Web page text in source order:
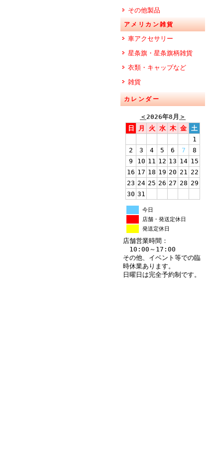
その他製品
アメリカン雑貨
車アクセサリー
星条旗・星条旗柄雑貨
衣類・キャップなど
雑貨
カレンダー
＜2026年8月 ＞
日
月 火 水 木 金 土
1
2
3 4 5 6 7
8
9
10 11 12 13 14 15
16 17 18 19 20 21 22
23 24 25 26 27 28 29
30 31
今日
店舗・発送定休日
発送定休日
店舗営業時間：
10:00～17:00
その他、イベント等での臨
時休業あります。
日曜日は完全予約制です。